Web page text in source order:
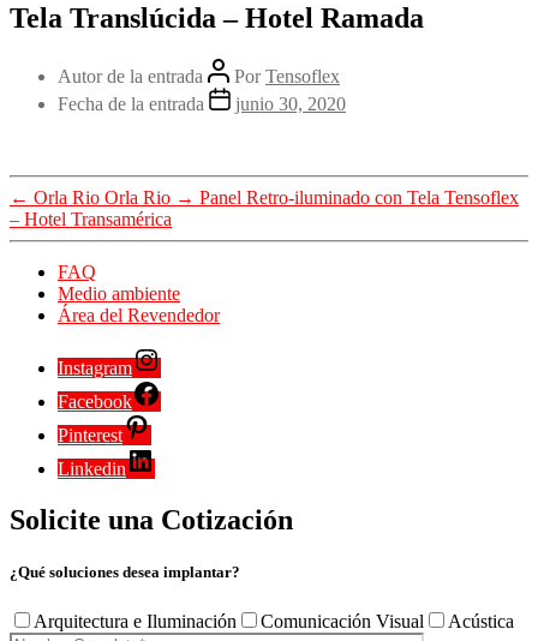
Tela Translúcida – Hotel Ramada
Autor de la entrada PorTensoflex
Fecha de la entrada
junio 30, 2020
← Orla Rio Orla Rio → Panel Retro-iluminado con Tela Tensoflex
– Hotel Transamérica
FAQ
Medio ambiente
Área del Revendedor
Instagram
Facebook
Pinterest
Linkedin
Solicite una Cotización
¿Qué soluciones desea implantar?
Arquitectura e Iluminación Comunicación Visual Acústica